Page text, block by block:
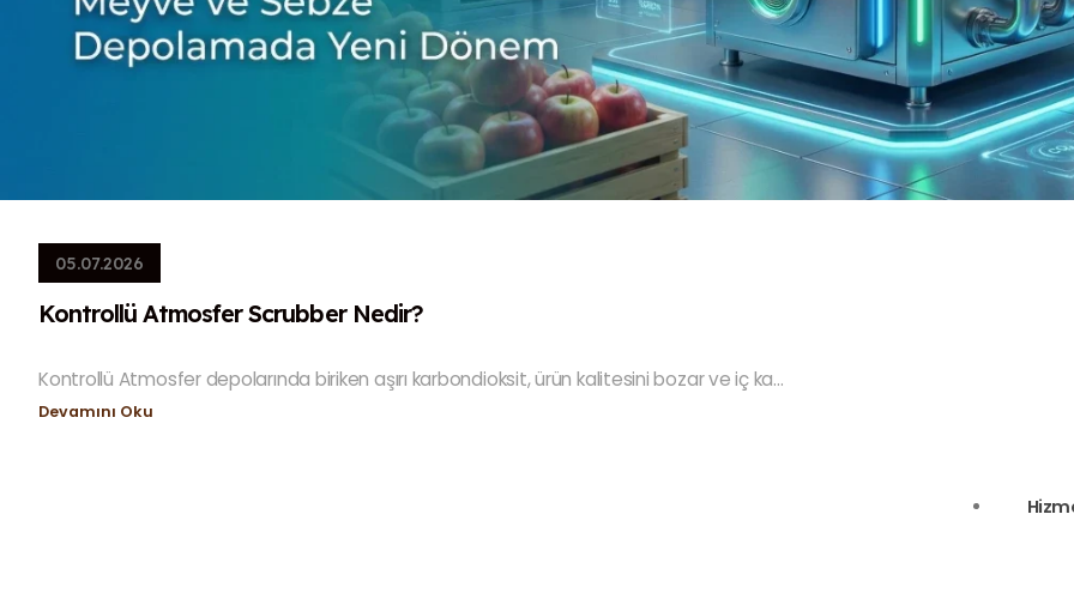
05.07.2026
Kontrollü Atmosfer Scrubber Nedir?
Kontrollü Atmosfer depolarında biriken aşırı karbondioksit, ürün kalitesini bozar ve iç ka...
Devamını Oku